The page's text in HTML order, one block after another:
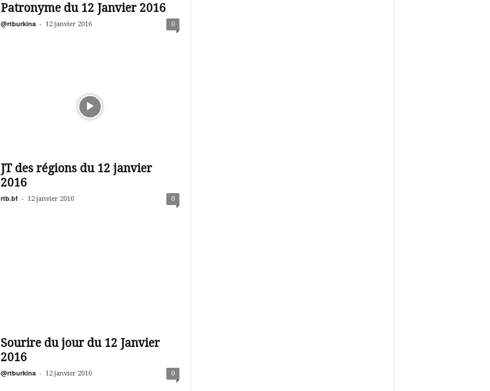
Patronyme du 12 Janvier 2016
@rtburkina - 12 janvier 2016 0
JT des régions du 12 janvier
2016
rtb.bf - 12 janvier 2016 0
Sourire du jour du 12 Janvier
2016
@rtburkina - 12 janvier 2016 0